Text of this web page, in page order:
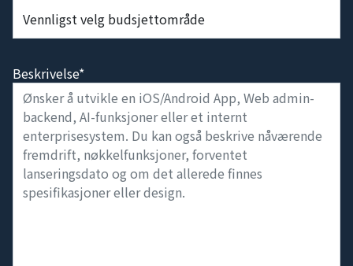
Beskrivelse*